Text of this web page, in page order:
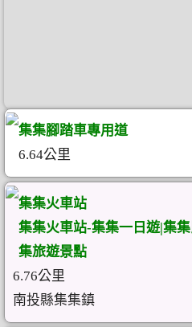
集集腳踏車專用道
6.64公里
集集火車站
集集火車站-集集一日遊|集
集旅遊景點
6.76公里
南投縣集集鎮